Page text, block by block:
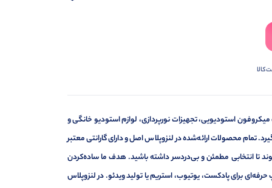
استودیویی، تجهیزات نورپردازی، لوازم استودیو خانگی و
تمام محصولات ارائه‌شده در لنزوپلاس اصل و دارای گارانتی معتبر
تا انتخابی مطمئن و بی‌دردسر داشته باشید. هدف ما ساده‌کردن
برای پادکست، یوتیوب، استریم یا تولید ویدئو. در لنزوپلاس